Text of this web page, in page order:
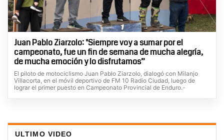
Juan Pablo Ziarzolo: "Siempre voy a sumar por el
campeonato, fue un fin de semana de mucha alegría,
de mucha emoción y lo disfrutamos”
El piloto de motociclismo Juan Pablo Ziarzolo, dialogó con Milanjo
Villacorta, en el móvil deportivo de FM 10 Radio Ciudad, luego de
lograr el primer puesto en Campeonato Provincial de Enduro.-
ULTIMO VIDEO